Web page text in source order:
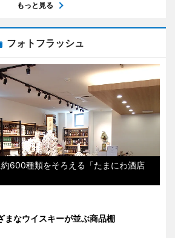
もっと見る
フォトフラッシュ
600種類をそろえる「たまにわ酒店
まなウイスキーが並ぶ商品棚